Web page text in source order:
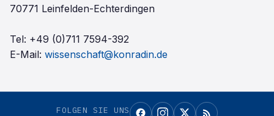
70771 Leinfelden-Echterdingen
Tel: +49 (0)711 7594-392
E-Mail: wissenschaft@konradin.de
FOLGEN SIE UNS